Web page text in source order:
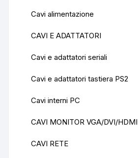
Cavi alimentazione
CAVI E ADATTATORI
Cavi e adattatori seriali
Cavi e adattatori tastiera PS2
Cavi interni PC
CAVI MONITOR VGA/DVI/HDMI
CAVI RETE